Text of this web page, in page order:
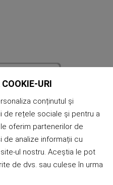
URI
conținutul și
de rețele sociale și pentru a
oferim partenerilor de
analize informații cu
ul nostru. Aceștia le pot
de dvs. sau culese în urma